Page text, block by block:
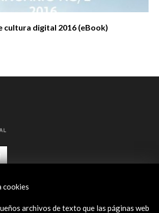
cultura digital 2016 (eBook)
cookies
archivos de texto que las páginas web